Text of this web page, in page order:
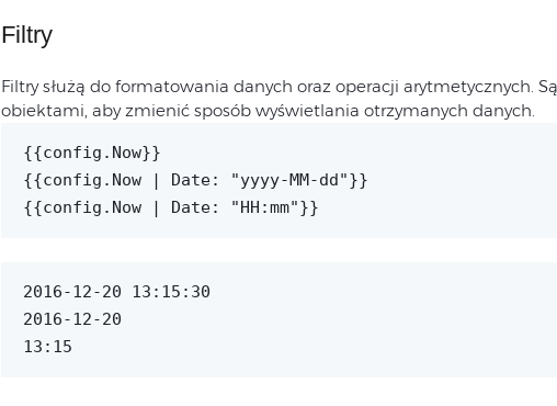
Filtry
Filtry służą do formatowania danych oraz operacji arytmetycznych.
obiektami, aby zmienić sposób wyświetlania otrzymanych danych.
{{config.Now}}
{{config.Now | Date: "yyyy-MM-dd"}}
{{config.Now | Date: "HH:mm"}}
2016-12-20 13:15:30
2016-12-20
13:15